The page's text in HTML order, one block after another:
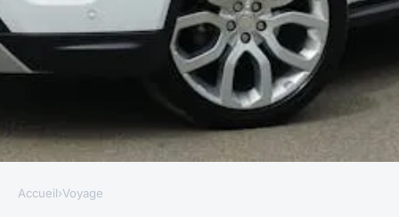
VOYAGE
Accueil›Voyage